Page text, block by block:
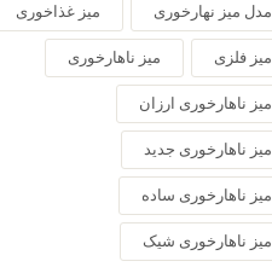
مدل میز نهارخوری میز غذاخوری
میز فلزی میز ناهارخوری
میز ناهارخوری ارزان
میز ناهارخوری جدید
میز ناهارخوری ساده
میز ناهارخوری شیک